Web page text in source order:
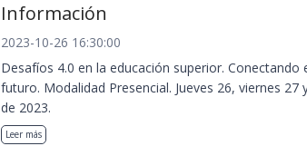
Información
2023-10-26 16:30:00
Desafíos 4.0 en la educación superior. Conectando
futuro. Modalidad Presencial. Jueves 26, viernes 27
de 2023.
Leer más